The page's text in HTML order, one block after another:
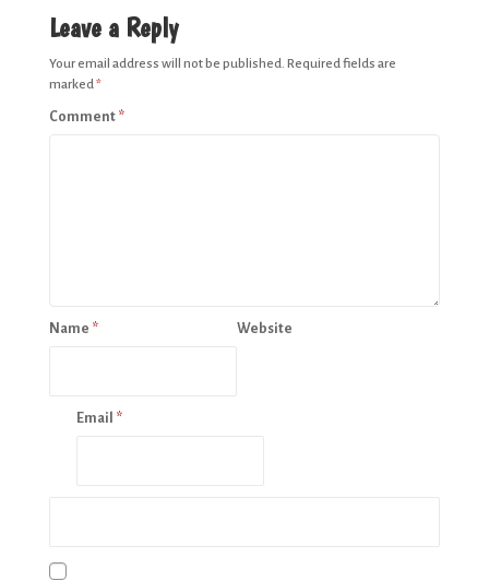
Leave a Reply
Your email address will not be published. Required fields are
marked*
Comment *
Name *
Email *
Website